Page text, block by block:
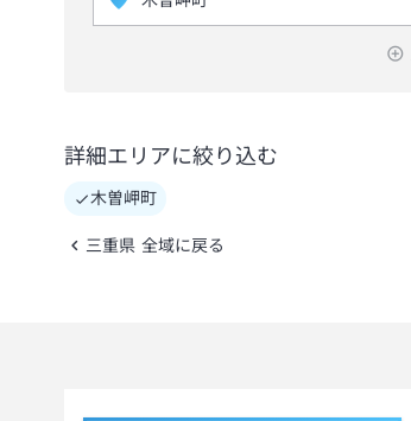
詳細エリアに絞り込む
木曽岬町
三重県 全域に戻る